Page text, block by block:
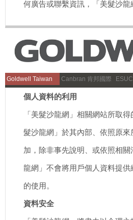
何廣告或聯繫資訊，「美髮沙龍
Goldwell Taiwan Canbran 肯邦國際
個人資料的利用
「美髮沙龍網」相關網站所取
髮沙龍網」於其內部、依照原
加，除非事先說明、或依照相
龍網」不會將用戶個人資料提供
的使用。
資料安全